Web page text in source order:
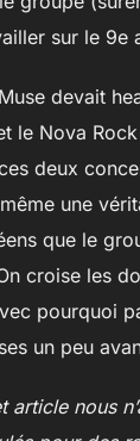
sur le 9e
devait
le Nova
deux
une
que le
croise les
pourquoi
un peu
article nous